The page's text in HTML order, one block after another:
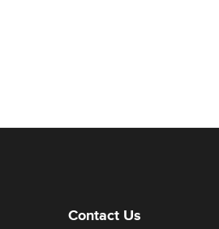
Contact Us